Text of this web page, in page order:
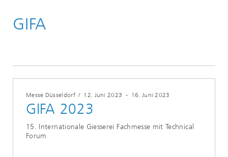
Veranstaltungen
GIFA
Messe Düsseldorf / 12. Juni 2023 - 16. Juni 2023
GIFA 2023
15. Internationale Giesserei Fachmesse mit Technical
Forum